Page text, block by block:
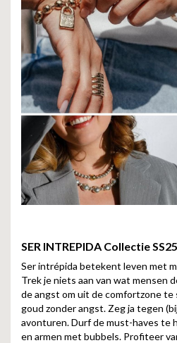
SER INTREPIDA Collectie SS25
Ser intrépida betekent leven met
Trek je niets aan van wat mensen
de angst om uit de comfortzone te
goud zonder angst. Zeg ja tegen
avonturen. Durf de must-haves te
en armen met bubbels. Profiteer